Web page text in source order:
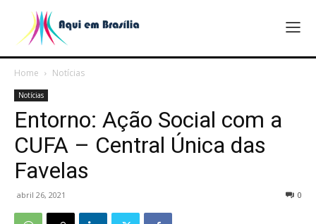
Home Notícias
Notícias
Entorno: Ação Social com a
CUFA – Central Única das
Favelas
abril 26, 2021 0